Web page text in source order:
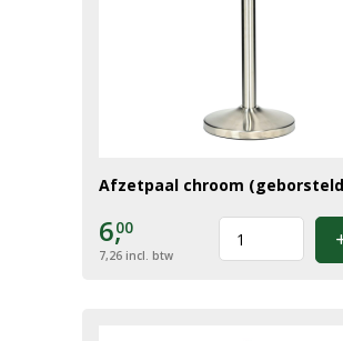
Afzetpaal chroom
6,00
7,26 incl. btw